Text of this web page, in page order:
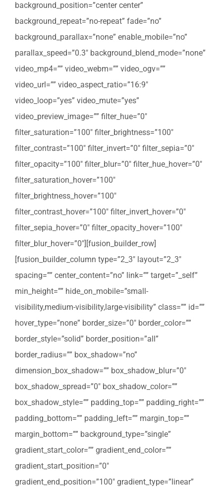
background_position=”center center”
background_repeat=”no-repeat” fade=”no”
background_parallax=”none” enable_mobile=”no”
parallax_speed=”0.3″ background_blend_mode=”none”
video_mp4=”” video_webm=”” video_ogv=””
video_url=”” video_aspect_ratio=”16:9″
video_loop=”yes” video_mute=”yes”
video_preview_image=”” filter_hue=”0″
filter_saturation=”100″ filter_brightness=”100″
filter_contrast=”100″ filter_invert=”0″ filter_sepia=”0″
filter_opacity=”100″ filter_blur=”0″ filter_hue_hover=”0″
filter_saturation_hover=”100″
filter_brightness_hover=”100″
filter_contrast_hover=”100″ filter_invert_hover=”0″
filter_sepia_hover=”0″ filter_opacity_hover=”100″
filter_blur_hover=”0″][fusion_builder_row]
[fusion_builder_column type=”2_3″ layout=”2_3″
spacing=”” center_content=”no” link=”” target=”_self”
min_height=”” hide_on_mobile=”small-
visibility,medium-visibility,large-visibility” class=”” id=””
hover_type=”none” border_size=”0″ border_color=””
border_style=”solid” border_position=”all”
border_radius=”” box_shadow=”no”
dimension_box_shadow=”” box_shadow_blur=”0″
box_shadow_spread=”0″ box_shadow_color=””
box_shadow_style=”” padding_top=”” padding_right=””
padding_bottom=”” padding_left=”” margin_top=””
margin_bottom=”” background_type=”single”
gradient_start_color=”” gradient_end_color=””
gradient_start_position=”0″
gradient_end_position=”100″ gradient_type=”linear”